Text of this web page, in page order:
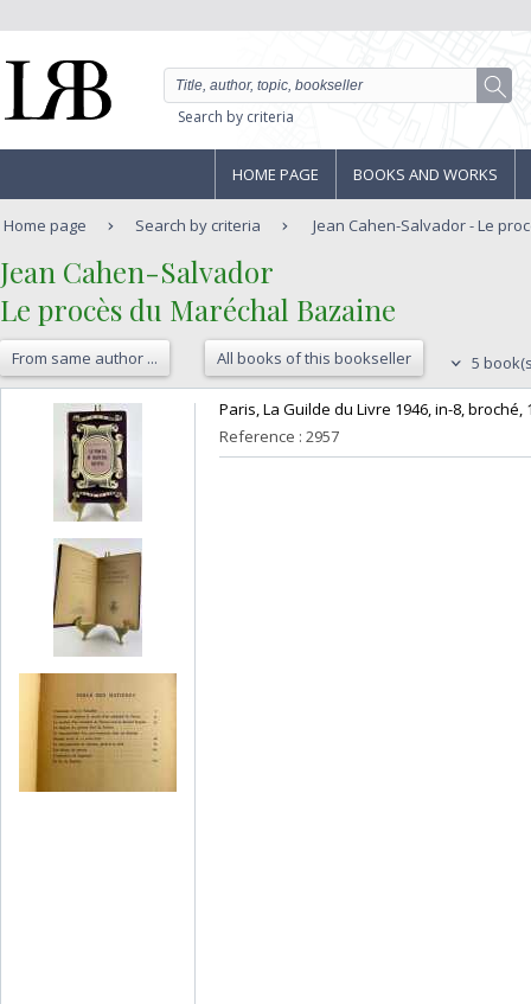
Search by criteria
HOME PAGE BOOKS AND WORKS
Home page Search by criteria Jean Cahen-Salvador - Le
‎Jean Cahen-Salvador‎
‎Le procès du Maréchal Bazaine‎
From same author ... All books of this bookseller 5
‎Paris, La Guilde du Livre 1946, in-8, broché,
Reference : 2957